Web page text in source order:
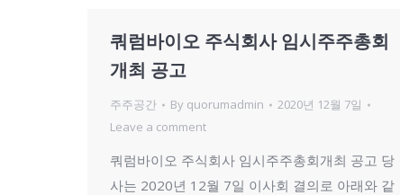
쿼럼바이오 주식회사 임시주주총회
개최 공고
주주공간 By quorumadmin
2020년 12월 7일
Leave a comment
쿼럼바이오 주식회사 임시주주총회개최 공고 당
사는 2020년 12월 7일 이사회 결의로 아래와 같